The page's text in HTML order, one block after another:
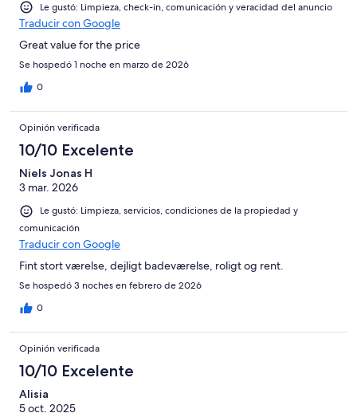
Le gustó: Limpieza, check-in, comunicación y veracidad del anuncio
Traducir con Google
Great value for the price
Se hospedó 1 noche en marzo de 2026
0
Opinión verificada
10/10 Excelente
Niels Jonas H
3 mar. 2026
Le gustó: Limpieza, servicios, condiciones de la propiedad y
comunicación
Traducir con Google
Fint stort værelse, dejligt badeværelse, roligt og rent.
Se hospedó 3 noches en febrero de 2026
0
Opinión verificada
10/10 Excelente
Alisia
5 oct. 2025